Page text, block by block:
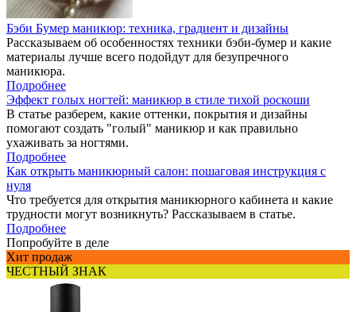
Бэби Бумер маникюр: техника, градиент и дизайны
Рассказываем об особенностях техники бэби-бумер и какие
материалы лучше всего подойдут для безупречного
маникюра.
Подробнее
Эффект голых ногтей: маникюр в стиле тихой роскоши
В статье разберем, какие оттенки, покрытия и дизайны
помогают создать "голый" маникюр и как правильно
ухаживать за ногтями.
Подробнее
Как открыть маникюрный салон: пошаговая инструкция с
нуля
Что требуется для открытия маникюрного кабинета и какие
трудности могут возникнуть? Рассказываем в статье.
Подробнее
Попробуйте в деле
Хит продаж
ЧЕСТНЫЙ ЗНАК